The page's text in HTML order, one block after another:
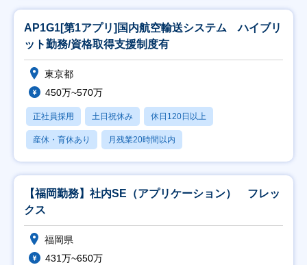
AP1G1[第1アプリ]国内航空輸送システム ハイブリ
ット勤務/資格取得支援制度有
東京都
450万~570万
正社員採用 土日祝休み 休日120日以上
産休・育休あり 月残業20時間以内
【福岡勤務】社内SE（アプリケーション） フレッ
クス
福岡県
431万~650万